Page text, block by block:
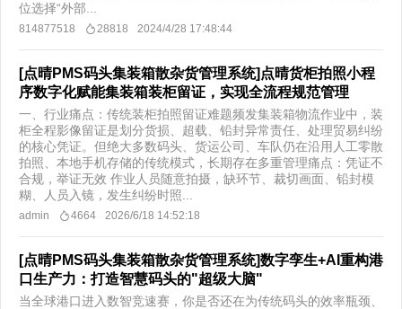
位选择“外部...
814877518 28818 2024/4/28 17:48:44
[点晴PMS码头集装箱散杂货管理系统]点晴货柜拍照小程
序数字化赋能集装箱装柜留证，实现全流程规范管理
​一、行业痛点：传统装柜拍照留证难题频发集装箱物流作业中，装
柜全程影像留证是划分货损、超载、铅封异常责任、处理贸易纠纷
的核心凭证。但绝大多数码头、货运公司、车队仍在沿用人工零散
拍照、本地手机存储的传统模式，长期存在多重管理痛点：凭证不
合规，举证无效 作业人员随意拍摄，缺环节、裁切画面、铅封模
糊、人员入镜，发生纠纷时照...
admin 4664 2026/6/18 14:52:18
[点晴PMS码头集装箱散杂货管理系统]数字孪生+AI重构港
口生产力：打造智慧码头的"超级大脑"
当全球港口进入数智竞速赛，你是否还在为传统码头的效率瓶颈、